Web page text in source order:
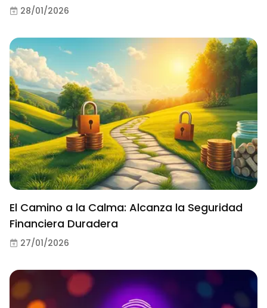
28/01/2026
El Camino a la Calma: Alcanza la Seguridad
Financiera Duradera
27/01/2026